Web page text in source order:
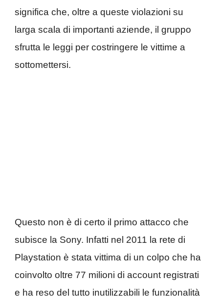
significa che, oltre a queste violazioni su
larga scala di importanti aziende, il gruppo
sfrutta le leggi per costringere le vittime a
sottomettersi.
Questo non è di certo il primo attacco che
subisce la Sony. Infatti nel 2011 la rete di
Playstation è stata vittima di un colpo che ha
coinvolto oltre 77 milioni di account registrati
e ha reso del tutto inutilizzabili le funzionalità